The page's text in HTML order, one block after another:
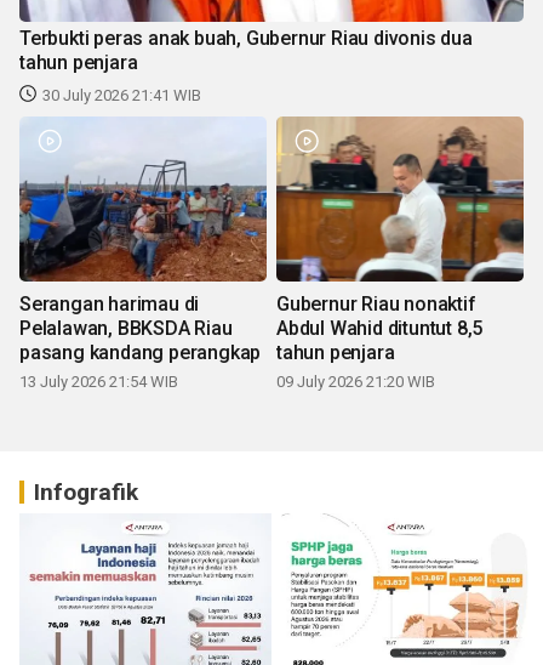
Terbukti peras anak buah, Gubernur Riau divonis dua
tahun penjara
30 July 2026 21:41 WIB
Serangan harimau di
Pelalawan, BBKSDA Riau
pasang kandang perangkap
13 July 2026 21:54 WIB
Gubernur Riau nonaktif
Abdul Wahid dituntut 8,5
tahun penjara
09 July 2026 21:20 WIB
Infografik